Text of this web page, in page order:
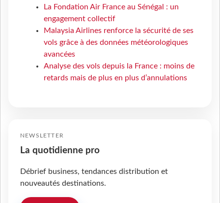
La Fondation Air France au Sénégal : un
engagement collectif
Malaysia Airlines renforce la sécurité de ses
vols grâce à des données météorologiques
avancées
Analyse des vols depuis la France : moins de
retards mais de plus en plus d’annulations
NEWSLETTER
La quotidienne pro
Débrief business, tendances distribution et
nouveautés destinations.